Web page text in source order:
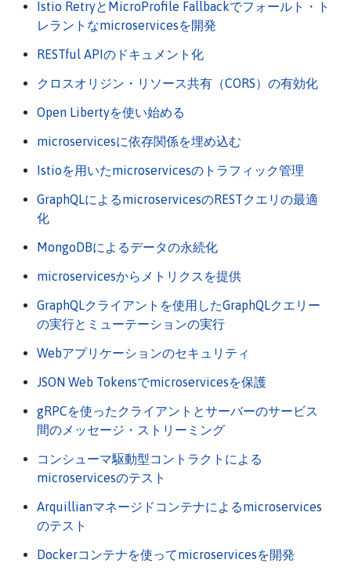
Istio RetryとMicroProfile Fallbackでフォールト・ト
レラントなmicroservicesを開発
RESTful APIのドキュメント化
クロスオリジン・リソース共有（CORS）の有効化
Open Libertyを使い始める
microservicesに依存関係を埋め込む
Istioを用いたmicroservicesのトラフィック管理
GraphQLによるmicroservicesのRESTクエリの最適
化
MongoDBによるデータの永続化
microservicesからメトリクスを提供
GraphQLクライアントを使用したGraphQLクエリー
の実行とミューテーションの実行
Webアプリケーションのセキュリティ
JSON Web Tokensでmicroservicesを保護
gRPCを使ったクライアントとサーバーのサービス
間のメッセージ・ストリーミング
コンシューマ駆動型コントラクトによる
microservicesのテスト
Arquillianマネージドコンテナによるmicroservices
のテスト
Dockerコンテナを使ってmicroservicesを開発